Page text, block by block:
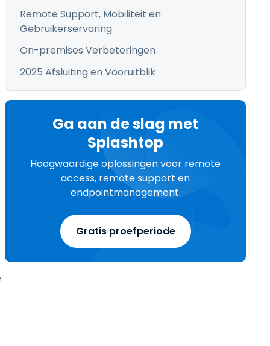
Remote Support, Mobiliteit en
Gebruikerservaring
On-premises Verbeteringen
2025 Afsluiting en Vooruitblik
Ga aan de slag met
Splashtop
Hoogwaardige oplossingen voor remote
access, remote support en
endpointmanagement.
Gratis proefperiode